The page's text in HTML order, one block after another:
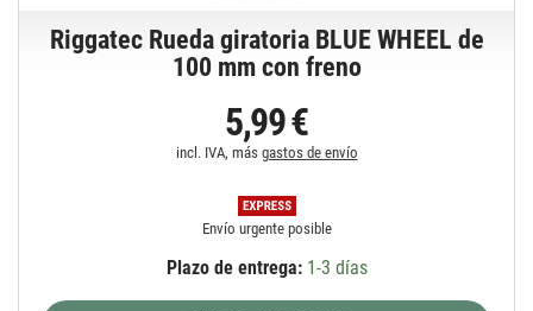
Riggatec Rueda giratoria BLUE WHEEL de
100 mm con freno
5,99 €
incl. IVA, más gastos de envío
Envío urgente posible
Plazo de entrega:1-3 días